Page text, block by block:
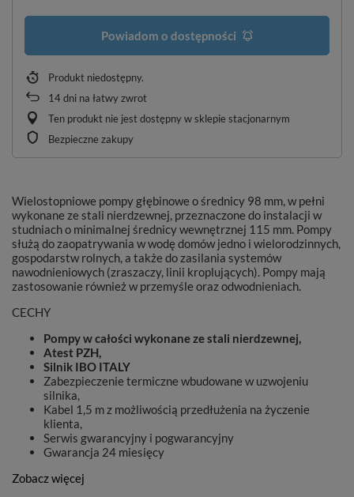
Powiadom o dostępności
Produkt niedostępny
14dni na łatwy zwrot
Ten produkt nie jest dostępny w sklepie stacjonarnym
Bezpieczne zakupy
Wielostopniowe pompy głębinowe o średnicy 98 mm, w pełni
wykonane ze stali nierdzewnej, przeznaczone do instalacji w
studniach o minimalnej średnicy wewnętrznej 115 mm. Pompy
służą do zaopatrywania w wodę domów jedno i wielorodzinnych,
gospodarstw rolnych, a także do zasilania systemów
nawodnieniowych (zraszaczy, linii kroplujących). Pompy mają
zastosowanie również w przemyśle oraz odwodnieniach.
CECHY
Pompy w całości wykonane ze stali nierdzewnej,
Atest PZH,
Silnik IBO ITALY
Zabezpieczenie termiczne wbudowane w uzwojeniu
silnika,
Kabel 1,5 m z możliwością przedłużenia na życzenie
klienta,
Serwis gwarancyjny i pogwarancyjny
Gwarancja 24 miesięcy
Zobacz więcej